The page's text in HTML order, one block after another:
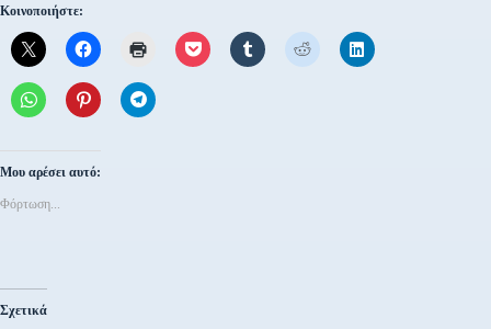
Κοινοποιήστε:
Μου αρέσει αυτό:
Φόρτωση...
Σχετικά